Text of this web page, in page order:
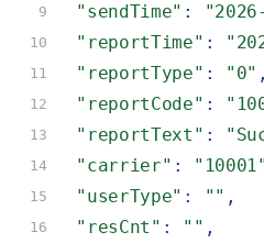
9 "sendTime" :
10 "reportTime" :
11 "reportType" : "0" ,
12 "reportCode" :
13 "reportText" :
14 "carrier" : "10001"
15 "userType" : "" ,
16 "resCnt" : "" ,